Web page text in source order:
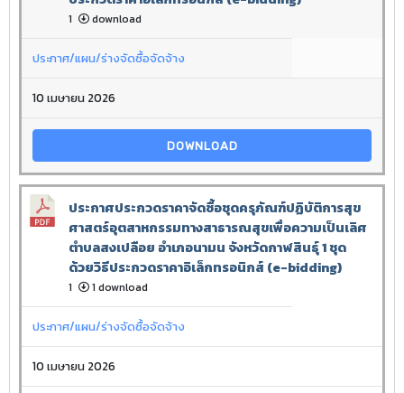
1 download
ประกาศ/แผน/ร่างจัดซื้อจัดจ้าง
10 เมษายน 2026
DOWNLOAD
ประกาศประกวดราคาจัดซื้อชุดครุภัณฑ์ปฏิบัติการสุข
ศาสตร์อุตสาหกรรมทางสาธารณสุขเพื่อความเป็นเลิศ
ตำบลสงเปลือย อำเภอนามน จังหวัดกาฬสินธุ์ 1 ชุด
ด้วยวิธีประกวดราคาอิเล็กทรอนิกส์ (e-bidding)
1 1 download
ประกาศ/แผน/ร่างจัดซื้อจัดจ้าง
10 เมษายน 2026